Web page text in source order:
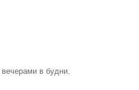
в будни.